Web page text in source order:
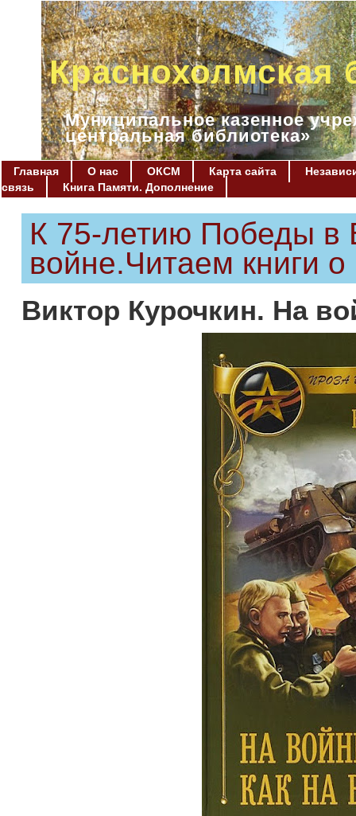
Краснохолмская
Муниципальное казенное
центральная библиотека»
Главная О нас ОКСМ Карта сайта
связь
Книга Памяти. Дополнение
К 75-летию Победы в
войне.Читаем книги о
Виктор Курочкин. На